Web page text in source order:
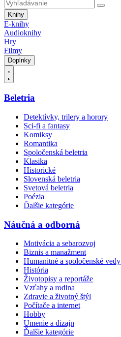
Knihy
E-knihy
Audioknihy
Hry
Filmy
Doplnky
Beletria
Detektívky, trilery a horory
Sci-fi a fantasy
Komiksy
Romantika
Spoločenská beletria
Klasika
Historické
Slovenská beletria
Svetová beletria
Poézia
Ďalšie kategórie
Náučná a odborná
Motivácia a sebarozvoj
Biznis a manažment
Humanitné a spoločenské vedy
História
Životopisy a reportáže
Vzťahy a rodina
Zdravie a životný štýl
Počítače a internet
Hobby
Umenie a dizajn
Ďalšie kategórie